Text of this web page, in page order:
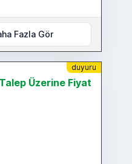
Fazla Gör
duyuru
Talep Üzerine Fiyat